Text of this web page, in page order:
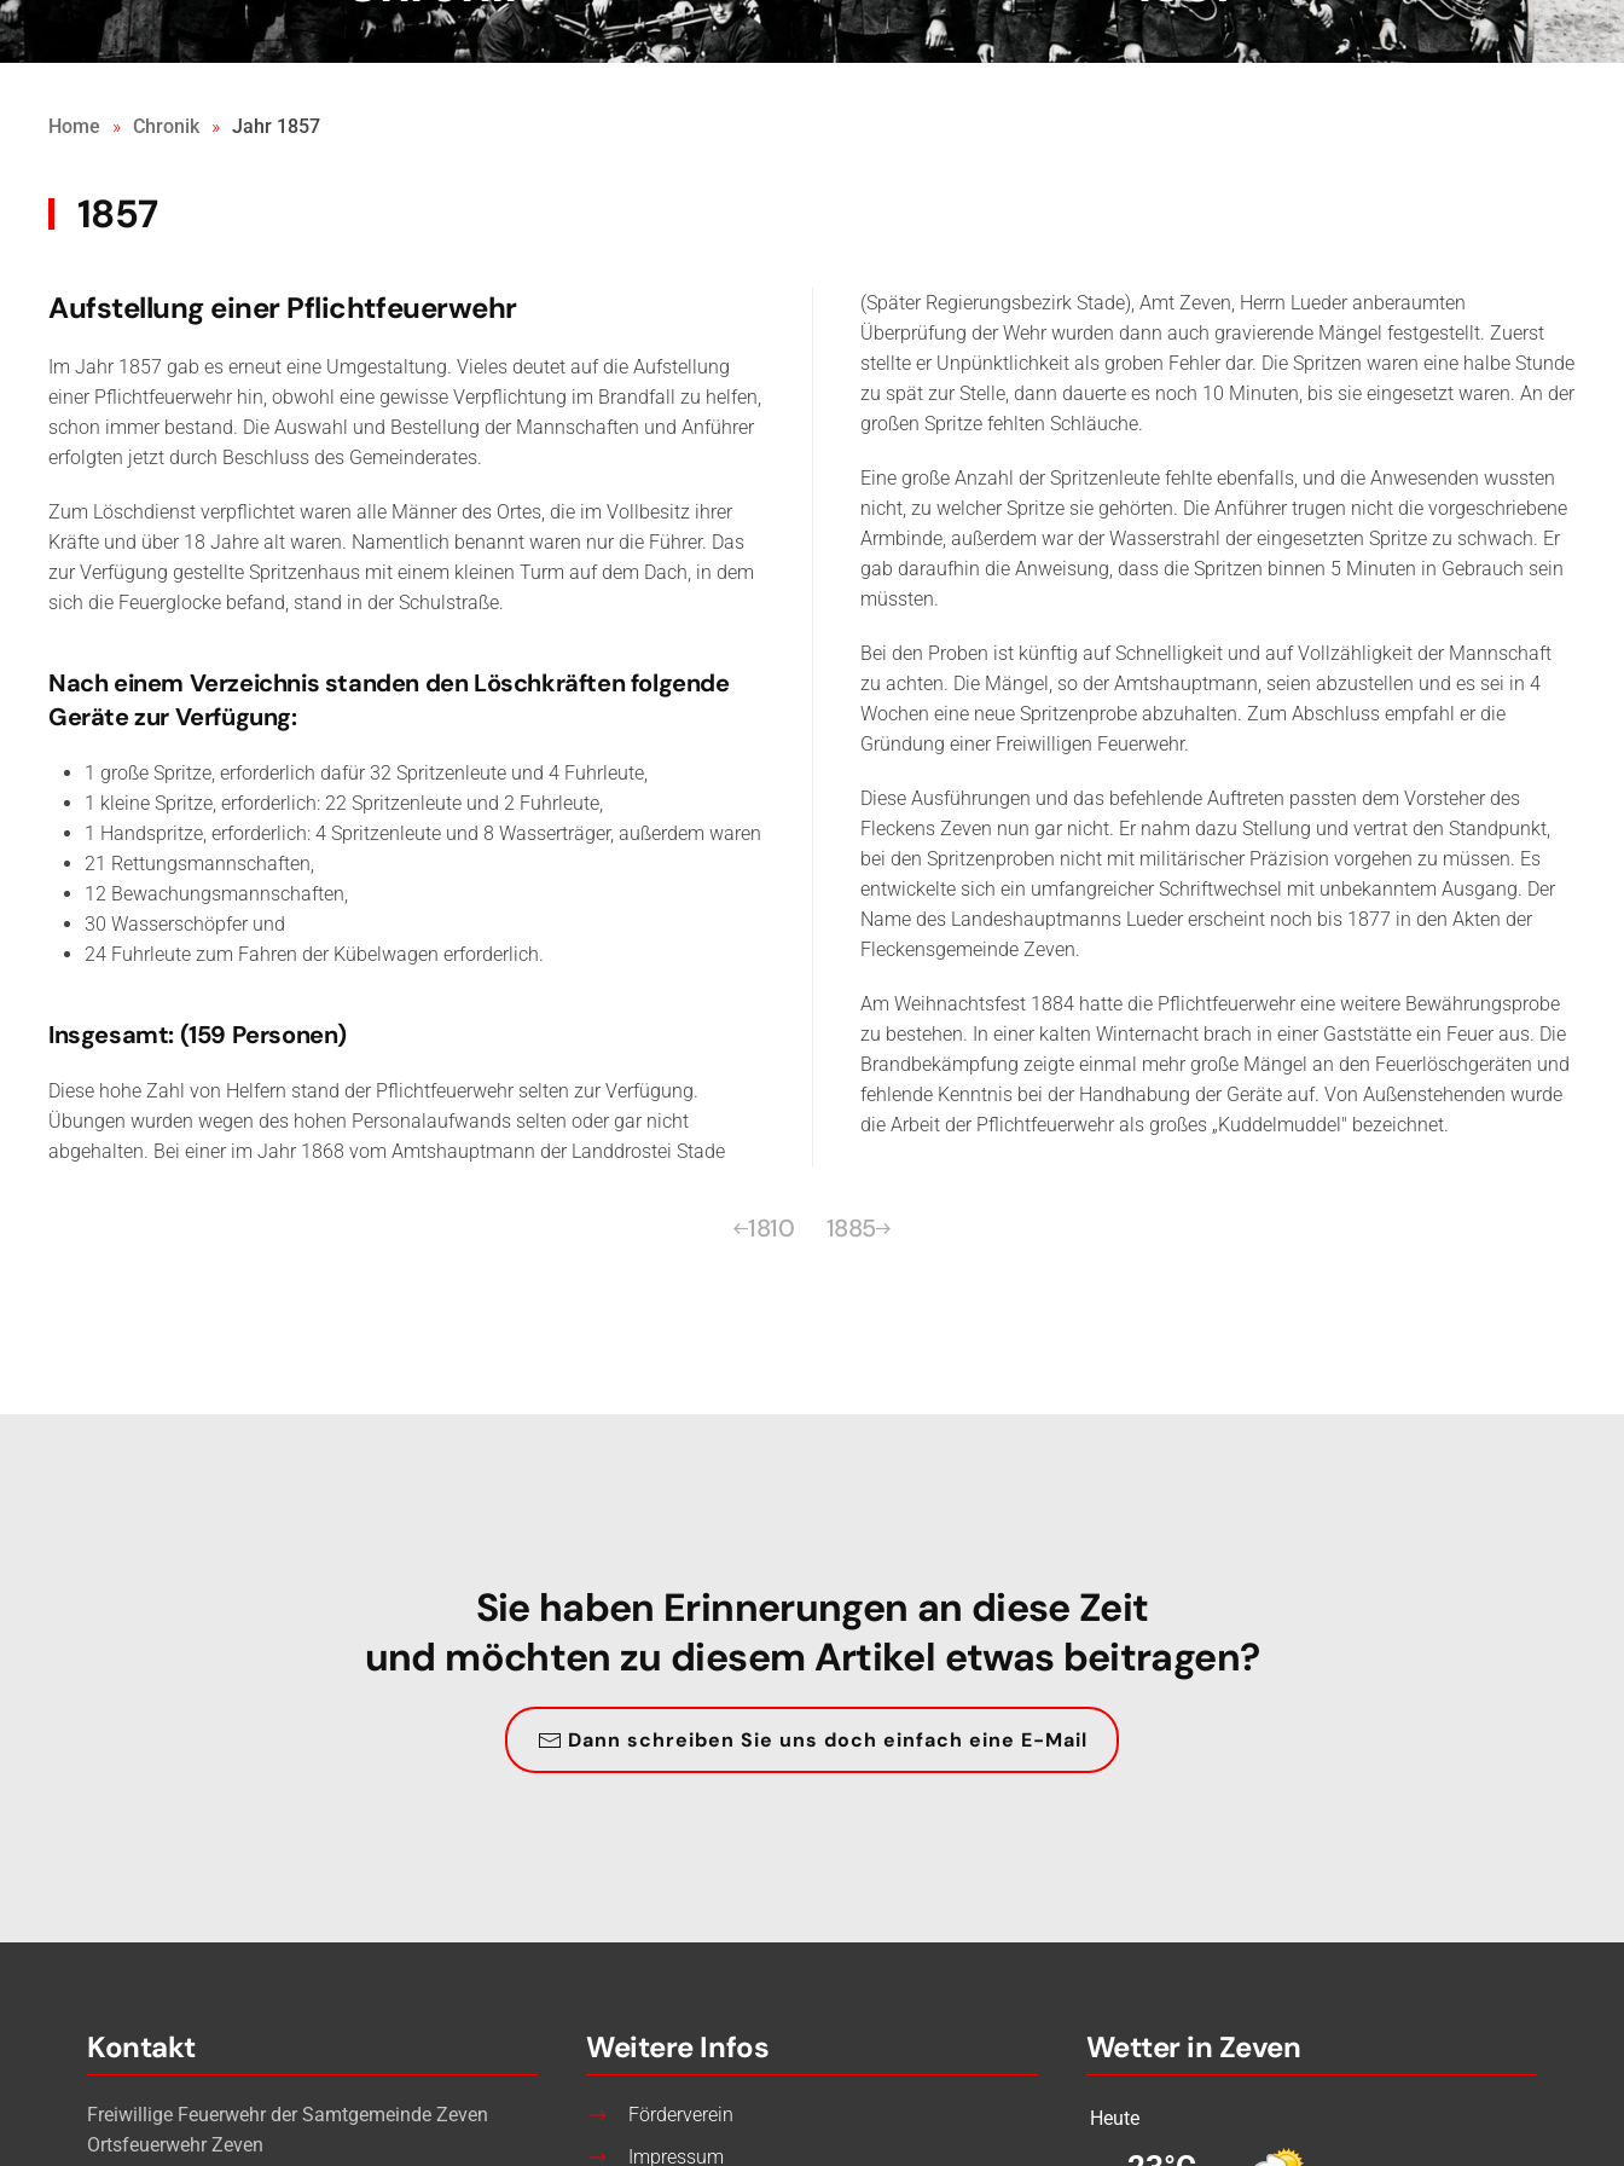
Home Chronik Jahr 1857
1857
Aufstellung einer Pflichtfeuerwehr
Im Jahr 1857 gab es erneut eine Umgestaltung. Vieles deutet auf die Aufstellung
einer Pflichtfeuerwehr hin, obwohl eine gewisse Verpflichtung im Brandfall zu helfen,
schon immer bestand. Die Auswahl und Bestellung der Mannschaften und Anführer
erfolgten jetzt durch Beschluss des Gemeinderates.
Zum Löschdienst verpflichtet waren alle Männer des Ortes, die im Vollbesitz ihrer
Kräfte und über 18 Jahre alt waren. Namentlich benannt waren nur die Führer. Das
zur Verfügung gestellte Spritzenhaus mit einem kleinen Turm auf dem Dach, in dem
sich die Feuerglocke befand, stand in der Schulstraße.
Nach einem Verzeichnis standen den Löschkräften folgende
Geräte zur Verfügung:
1 große Spritze, erforderlich dafür 32 Spritzenleute und 4 Fuhrleute,
1 kleine Spritze, erforderlich: 22 Spritzenleute und 2 Fuhrleute,
1 Handspritze, erforderlich: 4 Spritzenleute und 8 Wasserträger, außerdem waren
21 Rettungsmannschaften,
12 Bewachungsmannschaften,
30 Wasserschöpfer und
24 Fuhrleute zum Fahren der Kübelwagen erforderlich.
Insgesamt: (159 Personen)
Diese hohe Zahl von Helfern stand der Pflichtfeuerwehr selten zur Verfügung.
Übungen wurden wegen des hohen Personalaufwands selten oder gar nicht
abgehalten. Bei einer im Jahr 1868 vom Amtshauptmann der Landdrostei Stade
(Später Regierungsbezirk Stade), Amt Zeven, Herrn Lueder anberaumten
Überprüfung der Wehr wurden dann auch gravierende Mängel festgestellt. Zuerst
stellte er Unpünktlichkeit als groben Fehler dar. Die Spritzen waren eine halbe Stunde
zu spät zur Stelle, dann dauerte es noch 10 Minuten, bis sie eingesetzt waren. An der
großen Spritze fehlten Schläuche.
Eine große Anzahl der Spritzenleute fehlte ebenfalls, und die Anwesenden wussten
nicht, zu welcher Spritze sie gehörten. Die Anführer trugen nicht die vorgeschriebene
Armbinde, außerdem war der Wasserstrahl der eingesetzten Spritze zu schwach. Er
gab daraufhin die Anweisung, dass die Spritzen binnen 5 Minuten in Gebrauch sein
müssten.
Bei den Proben ist künftig auf Schnelligkeit und auf Vollzähligkeit der Mannschaft
zu achten. Die Mängel, so der Amtshauptmann, seien abzustellen und es sei in 4
Wochen eine neue Spritzenprobe abzuhalten. Zum Abschluss empfahl er die
Gründung einer Freiwilligen Feuerwehr.
Diese Ausführungen und das befehlende Auftreten passten dem Vorsteher des
Fleckens Zeven nun gar nicht. Er nahm dazu Stellung und vertrat den Standpunkt,
bei den Spritzenproben nicht mit militärischer Präzision vorgehen zu müssen. Es
entwickelte sich ein umfangreicher Schriftwechsel mit unbekanntem Ausgang. Der
Name des Landeshauptmanns Lueder erscheint noch bis 1877 in den Akten der
Fleckensgemeinde Zeven.
Am Weihnachtsfest 1884 hatte die Pflichtfeuerwehr eine weitere Bewährungsprobe
zu bestehen. In einer kalten Winternacht brach in einer Gaststätte ein Feuer aus. Die
Brandbekämpfung zeigte einmal mehr große Mängel an den Feuerlöschgeräten und
fehlende Kenntnis bei der Handhabung der Geräte auf. Von Außenstehenden wurde
die Arbeit der Pflichtfeuerwehr als großes „Kuddelmuddel" bezeichnet.
1810 1885
Sie haben Erinnerungen an diese Zeit
und möchten zu diesem Artikel etwas beitragen?
Dann schreiben Sie uns doch einfach eine E-Mail
Kontakt
Freiwillige Feuerwehr der Samtgemeinde Zeven
Ortsfeuerwehr Zeven
Weitere Infos
Förderverein
Impressum
Wetter in Zeven
Heute